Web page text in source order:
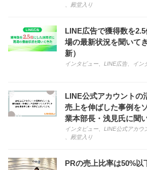
殿堂入り
LINE広告で獲得数を
場の最新状況を聞いて
新）
インタビュー LINE広告、 イン
LINE公式アカウントの
売上を伸ばした事例を
業本部長・浅見氏に聞
インタビュー LINE公式アカウ
殿堂入り
PRの売上比率は50%以